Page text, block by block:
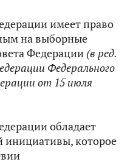
имеет право
на выборные
Федерации (в ред.
Федерального
от 15 июля
обладает
инициативы, которое